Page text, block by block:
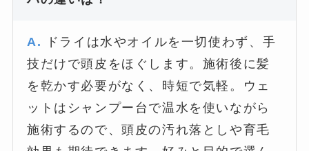
ドライは水やオイルを一切使わず、手
技だけで頭皮をほぐします。施術後に髪
を乾かす必要がなく、時短で気軽。ウェ
ットはシャンプー台で温水を使いながら
施術するので、頭皮の汚れ落としや育毛